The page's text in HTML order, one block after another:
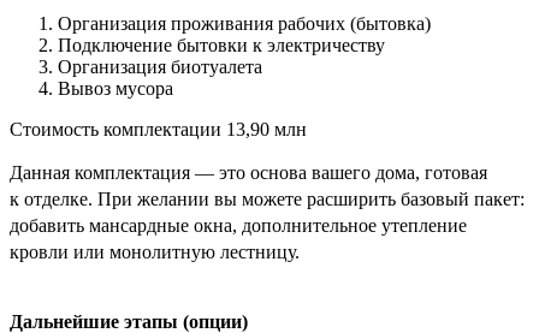
Организация проживания рабочих (бытовка)
Подключение бытовки к электричеству
Организация биотуалета
Вывоз мусора
Стоимость комплектации 13,90 млн
Данная комплектация — это основа вашего дома, готовая
к отделке. При желании вы можете расширить базовый пакет:
добавить мансардные окна, дополнительное утепление
кровли или монолитную лестницу.
Дальнейшие этапы (опции)